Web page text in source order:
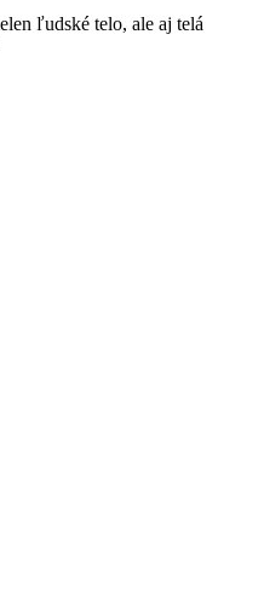
ľudské telo, ale aj telá